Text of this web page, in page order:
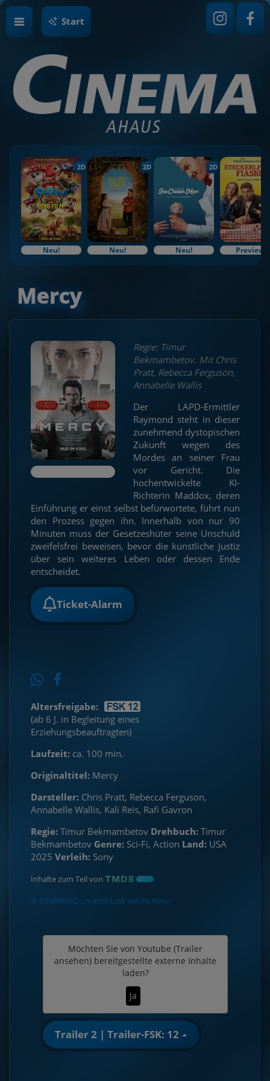
Start
2D
Neu!
2D
Neu!
2D
Neu! Preview
Mercy
Regie: Timur
Bekmambetov. Mit Chris
Pratt, Rebecca Ferguson,
Annabelle Wallis
Der LAPD-Ermittler
Raymond steht in dieser
zunehmend dystopischen
Zukunft wegen des
Mordes an seiner Frau
vor Gericht. Die
hochentwickelte KI-
Richterin Maddox, deren
Einführung er einst selbst befürwortete, führt nun
den Prozess gegen ihn. Innerhalb von nur 90
Minuten muss der Gesetzeshüter seine Unschuld
zweifelsfrei beweisen, bevor die künstliche Justiz
über sein weiteres Leben oder dessen Ende
entscheidet.
Ticket-Alarm
Altersfreigabe:
(ab 6 J. in Begleitung eines
Erziehungsbeauftragten)
Laufzeit: ca. 100 min.
Originaltitel: Mercy
Darsteller: Chris Pratt, Rebecca Ferguson,
Annabelle Wallis, Kali Reis, Rafi Gavron
Regie: Timur Bekmambetov Drehbuch: Timur
Bekmambetov Genre: Sci-Fi, Action Land: USA
2025 Verleih: Sony
Inhalte zum Teil von
© CINEPROG ...macht Lust auf Ihr Kino!
Möchten Sie von Youtube (Trailer
ansehen) bereitgestellte externe Inhalte
laden?
Ja
Trailer 2 | Trailer-FSK: 12